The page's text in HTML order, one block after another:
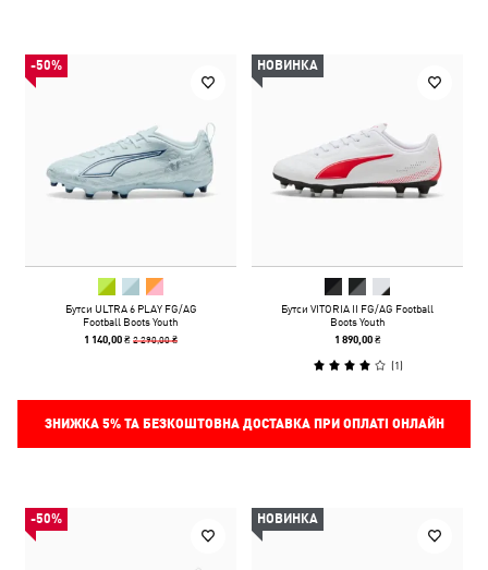
-50%
Бутси ULTRA 6 PLAY FG/AG
Football Boots Youth
1 140,00 ₴2 290,00 ₴
НОВИНКА
Бутси VITORIA II FG/AG Football
Boots Youth
1 890,00 ₴
(1)
ЗНИЖКА 5%ТА БЕЗКОШТОВНА ДОСТАВКА ПРИ ОПЛАТІ ОНЛАЙН
-50% НОВИНКА